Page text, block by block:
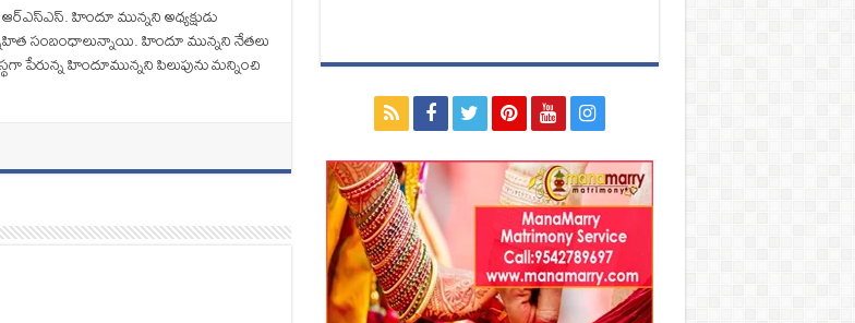
హిందూ మున్నని అధ్యక్షుడు
సంబంధాలున్నాయి. హిందూ మున్నని నేతలు
పేరున్న హిందూమున్నని పిలుపును మన్నించి